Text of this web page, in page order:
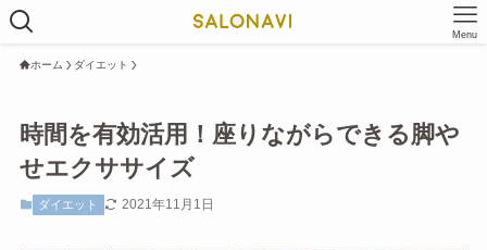
Menu
ホーム ダイエット
時間を有効活用！座りながらできる脚や
せエクササイズ
ダイエット 2021年11月1日